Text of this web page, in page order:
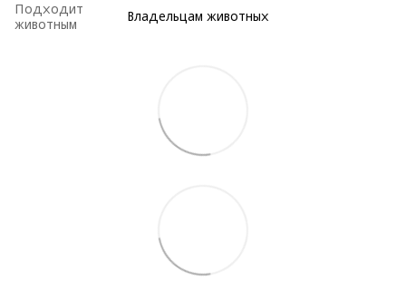
Подходит
животным
Владельцам животных